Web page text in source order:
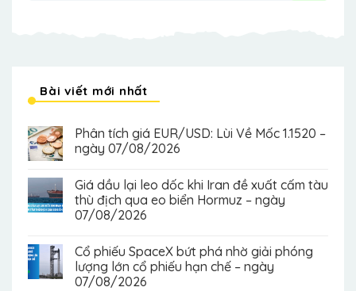
Bài viết mới nhất
Phân tích giá EUR/USD: Lùi Về Mốc 1.1520 –
ngày 07/08/2026
Giá dầu lại leo dốc khi Iran đề xuất cấm tàu
thù địch qua eo biển Hormuz – ngày
07/08/2026
Cổ phiếu SpaceX bứt phá nhờ giải phóng
lượng lớn cổ phiếu hạn chế – ngày
07/08/2026